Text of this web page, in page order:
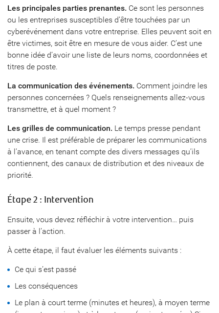
Les principales parties prenantes. Ce sont les personnes
ou les entreprises susceptibles d’être touchées par un
cyberévénement dans votre entreprise. Elles peuvent soit en
être victimes, soit être en mesure de vous aider. C’est une
bonne idée d’avoir une liste de leurs noms, coordonnées et
titres de poste.
La communication des événements. Comment joindre les
personnes concernées ? Quels renseignements allez-vous
transmettre, et à quel moment ?
Les grilles de communication. Le temps presse pendant
une crise. Il est préférable de préparer les communications
à l’avance, en tenant compte des divers messages qu’ils
contiennent, des canaux de distribution et des niveaux de
priorité.
Étape 2 : Intervention
Ensuite, vous devez réfléchir à votre intervention… puis
passer à l’action.
À cette étape, il faut évaluer les éléments suivants :
Ce qui s’est passé
Les conséquences
Le plan à court terme (minutes et heures), à moyen terme